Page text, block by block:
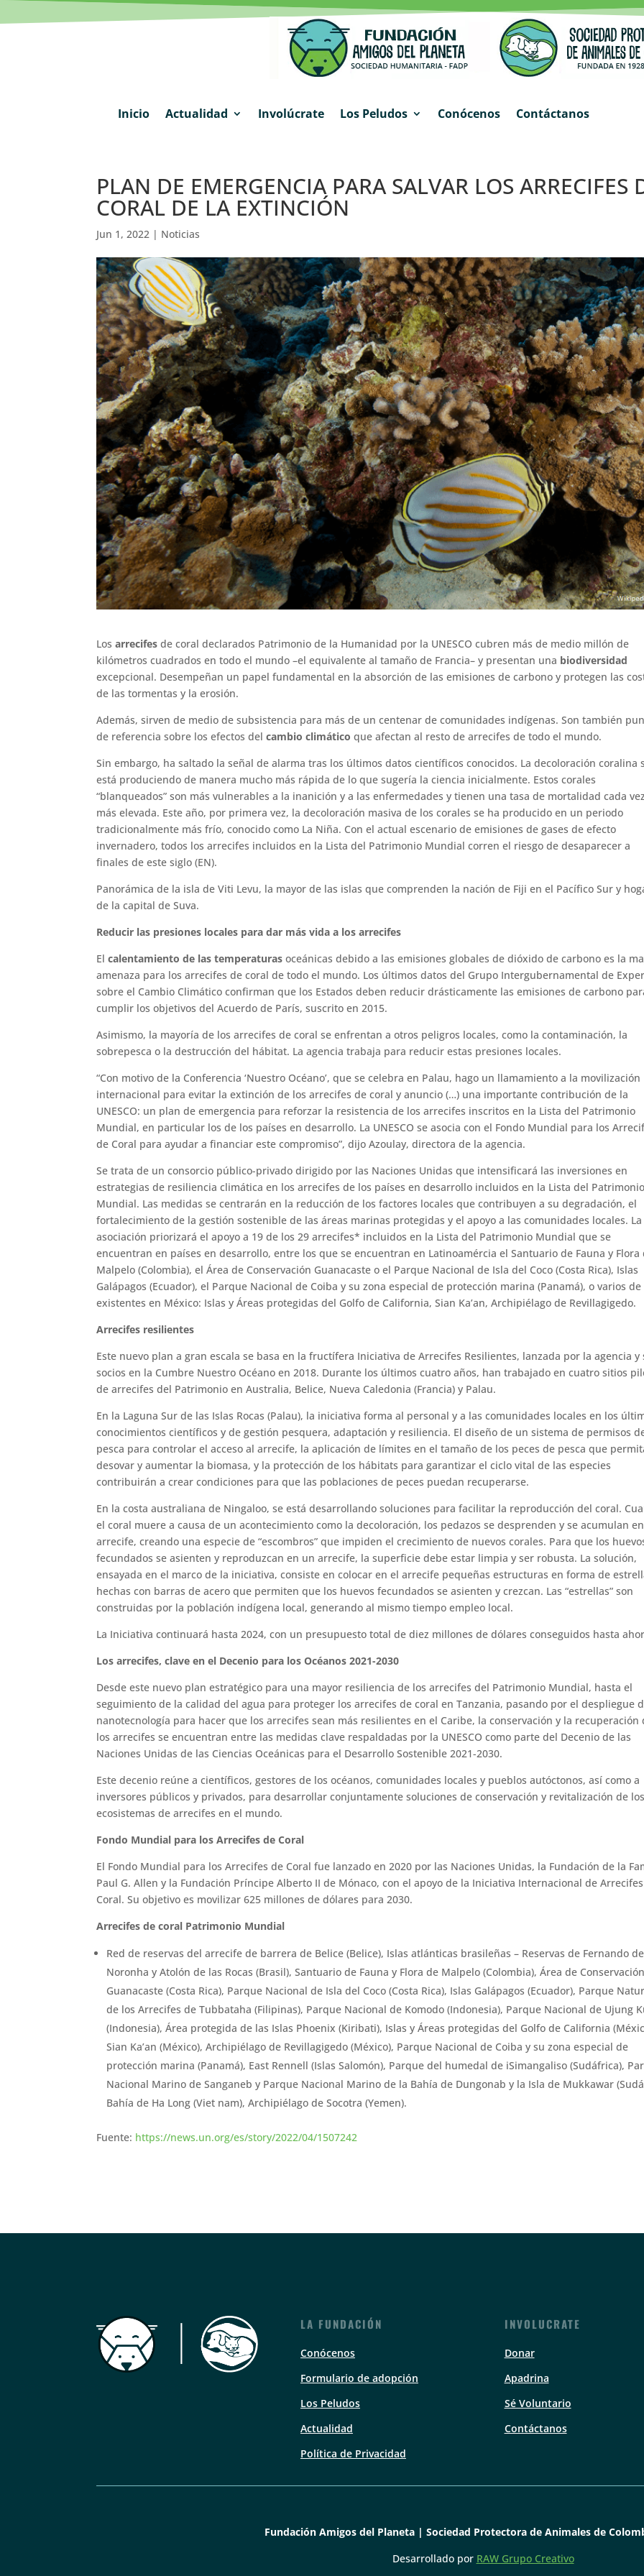
Inicio Actualidad Involúcrate Los Peludos Conócenos Contáctanos
PLAN DE EMERGENCIA PARA SALVAR LOS ARRECIFES
CORAL DE LA EXTINCIÓN
Jun 1, 2022 | Noticias
Los arrecifesde coral declarados Patrimonio de la Humanidad por la UNESCO cubren más de medio millón de
kilómetros cuadrados en todo el mundo –el equivalente al tamaño de Francia– y presentan una biodiversidad
excepcional. Desempeñan un papel fundamental en la absorción de las emisiones de carbono y protegen las
de las tormentas y la erosión.
Además, sirven de medio de subsistencia para más de un centenar de comunidades indígenas. Son también
de referencia sobre los efectos delcambio climático que afectan al resto de arrecifes de todo el mundo.
Sin embargo, ha saltado la señal de alarma tras los últimos datos científicos conocidos. La decoloración coralina
está produciendo de manera mucho más rápida de lo que sugería la ciencia inicialmente. Estos corales
“blanqueados” son más vulnerables a la inanición y a las enfermedades y tienen una tasa de mortalidad cada vez
más elevada. Este año, por primera vez, la decoloración masiva de los corales se ha producido en un periodo
tradicionalmente más frío, conocido como La Niña. Con el actual escenario de emisiones de gases de efecto
invernadero, todos los arrecifes incluidos en la Lista del Patrimonio Mundial corren el riesgo de desaparecer a
finales de este siglo (EN).
Panorámica de la isla de Viti Levu, la mayor de las islas que comprenden la nación de Fiji en el Pacífico Sur y
de la capital de Suva.
Reducir las presiones locales para dar más vida a los arrecifes
Elcalentamiento de las temperaturas oceánicas debido a las emisiones globales de dióxido de carbono es la
amenaza para los arrecifes de coral de todo el mundo. Los últimos datos del Grupo Intergubernamental de
sobre el Cambio Climático confirman que los Estados deben reducir drásticamente las emisiones de carbono
cumplir los objetivos del Acuerdo de París, suscrito en 2015.
Asimismo, la mayoría de los arrecifes de coral se enfrentan a otros peligros locales, como la contaminación, la
sobrepesca o la destrucción del hábitat. La agencia trabaja para reducir estas presiones locales.
“Con motivo de la Conferencia ‘Nuestro Océano’, que se celebra en Palau, hago un llamamiento a la movilización
internacional para evitar la extinción de los arrecifes de coral y anuncio (…) una importante contribución de la
UNESCO: un plan de emergencia para reforzar la resistencia de los arrecifes inscritos en la Lista del Patrimonio
Mundial, en particular los de los países en desarrollo. La UNESCO se asocia con el Fondo Mundial para los
de Coral para ayudar a financiar este compromiso”, dijo Azoulay, directora de la agencia.
Se trata de un consorcio público-privado dirigido por las Naciones Unidas que intensificará las inversiones en
estrategias de resiliencia climática en los arrecifes de los países en desarrollo incluidos en la Lista del Patrimonio
Mundial. Las medidas se centrarán en la reducción de los factores locales que contribuyen a su degradación, el
fortalecimiento de la gestión sostenible de las áreas marinas protegidas y el apoyo a las comunidades locales. La
asociación priorizará el apoyo a 19 de los 29 arrecifes* incluidos en la Lista del Patrimonio Mundial que se
encuentran en países en desarrollo, entre los que se encuentran en Latinoamércia el Santuario de Fauna y Flora
Malpelo (Colombia), el Área de Conservación Guanacaste o el Parque Nacional de Isla del Coco (Costa Rica), Islas
Galápagos (Ecuador), el Parque Nacional de Coiba y su zona especial de protección marina (Panamá), o varios de
existentes en México: Islas y Áreas protegidas del Golfo de California, Sian Ka’an, Archipiélago de Revillagigedo.
Arrecifes resilientes
Este nuevo plan a gran escala se basa en la fructífera Iniciativa de Arrecifes Resilientes, lanzada por la agencia y
socios en la Cumbre Nuestro Océano en 2018. Durante los últimos cuatro años, han trabajado en cuatro sitios
de arrecifes del Patrimonio en Australia, Belice, Nueva Caledonia (Francia) y Palau.
En la Laguna Sur de las Islas Rocas (Palau), la iniciativa forma al personal y a las comunidades locales en los
conocimientos científicos y de gestión pesquera, adaptación y resiliencia. El diseño de un sistema de permisos
pesca para controlar el acceso al arrecife, la aplicación de límites en el tamaño de los peces de pesca que
desovar y aumentar la biomasa, y la protección de los hábitats para garantizar el ciclo vital de las especies
contribuirán a crear condiciones para que las poblaciones de peces puedan recuperarse.
En la costa australiana de Ningaloo, se está desarrollando soluciones para facilitar la reproducción del coral.
el coral muere a causa de un acontecimiento como la decoloración, los pedazos se desprenden y se acumulan
arrecife, creando una especie de “escombros” que impiden el crecimiento de nuevos corales. Para que los
fecundados se asienten y reproduzcan en un arrecife, la superficie debe estar limpia y ser robusta. La solución,
ensayada en el marco de la iniciativa, consiste en colocar en el arrecife pequeñas estructuras en forma de
hechas con barras de acero que permiten que los huevos fecundados se asienten y crezcan. Las “estrellas” son
construidas por la población indígena local, generando al mismo tiempo empleo local.
La Iniciativa continuará hasta 2024, con un presupuesto total de diez millones de dólares conseguidos hasta
Los arrecifes, clave en el Decenio para los Océanos 2021-2030
Desde este nuevo plan estratégico para una mayor resiliencia de los arrecifes del Patrimonio Mundial, hasta el
seguimiento de la calidad del agua para proteger los arrecifes de coral en Tanzania, pasando por el despliegue
nanotecnología para hacer que los arrecifes sean más resilientes en el Caribe, la conservación y la recuperación
los arrecifes se encuentran entre las medidas clave respaldadas por la UNESCO como parte del Decenio de las
Naciones Unidas de las Ciencias Oceánicas para el Desarrollo Sostenible 2021-2030.
Este decenio reúne a científicos, gestores de los océanos, comunidades locales y pueblos autóctonos, así como a
inversores públicos y privados, para desarrollar conjuntamente soluciones de conservación y revitalización de los
ecosistemas de arrecifes en el mundo.
Fondo Mundial para los Arrecifes de Coral
El Fondo Mundial para los Arrecifes de Coral fue lanzado en 2020 por las Naciones Unidas, la Fundación de la
Paul G. Allen y la Fundación Príncipe Alberto II de Mónaco, con el apoyo de la Iniciativa Internacional de
Coral. Su objetivo es movilizar 625 millones de dólares para 2030.
Arrecifes de coral Patrimonio Mundial
Red de reservas del arrecife de barrera de Belice (Belice), Islas atlánticas brasileñas – Reservas de Fernando de
Noronha y Atolón de las Rocas (Brasil), Santuario de Fauna y Flora de Malpelo (Colombia), Área de Conservación
Guanacaste (Costa Rica), Parque Nacional de Isla del Coco (Costa Rica), Islas Galápagos (Ecuador), Parque
de los Arrecifes de Tubbataha (Filipinas), Parque Nacional de Komodo (Indonesia), Parque Nacional de Ujung
(Indonesia), Área protegida de las Islas Phoenix (Kiribati), Islas y Áreas protegidas del Golfo de California
Sian Ka’an (México), Archipiélago de Revillagigedo (México), Parque Nacional de Coiba y su zona especial de
protección marina (Panamá), East Rennell (Islas Salomón), Parque del humedal de iSimangaliso (Sudáfrica),
Nacional Marino de Sanganeb y Parque Nacional Marino de la Bahía de Dungonab y la Isla de Mukkawar
Bahía de Ha Long (Viet nam), Archipiélago de Socotra (Yemen).
Fuente: https://news.un.org/es/story/2022/04/1507242
LA FUNDACIÓN
Conócenos
Formulario de adopción
Los Peludos
Actualidad
Política de Privacidad
INVOLUCRATE
Donar
Apadrina
Sé Voluntario
Contáctanos
Fundación Amigos del Planeta | Sociedad Protectora de Animales de
Desarrollado por RAW Grupo Creativo